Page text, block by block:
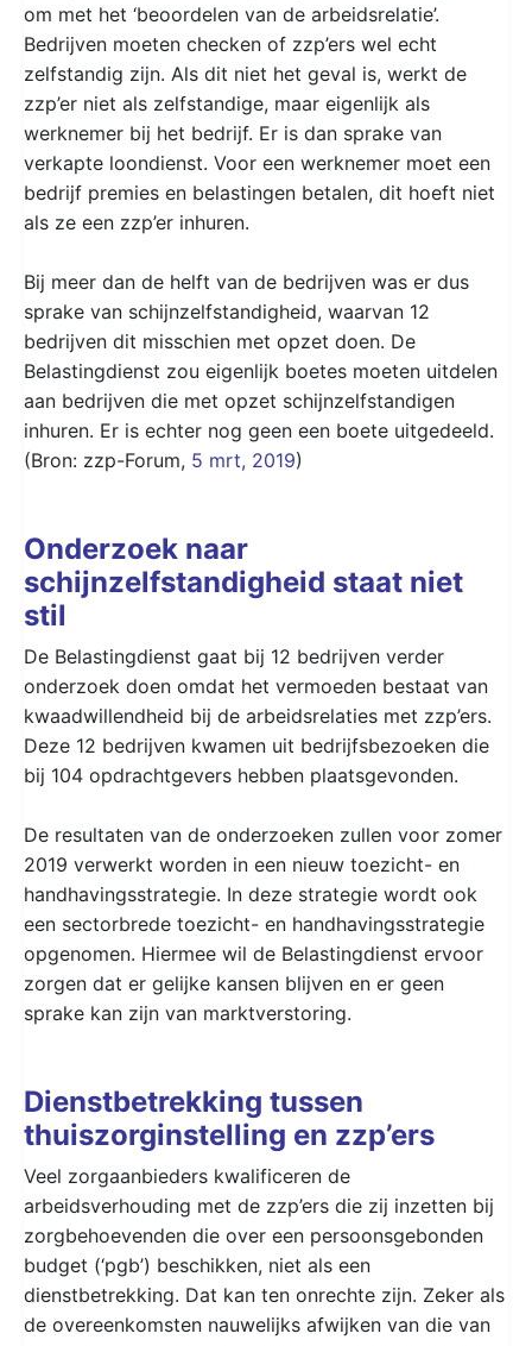
om met het ‘beoordelen van de arbeidsrelatie’.
Bedrijven moeten checken of zzp’ers wel echt
zelfstandig zijn. Als dit niet het geval is, werkt de
zzp’er niet als zelfstandige, maar eigenlijk als
werknemer bij het bedrijf. Er is dan sprake van
verkapte loondienst. Voor een werknemer moet een
bedrijf premies en belastingen betalen, dit hoeft niet
als ze een zzp’er inhuren.
Bij meer dan de helft van de bedrijven was er dus
sprake van schijnzelfstandigheid, waarvan 12
bedrijven dit misschien met opzet doen. De
Belastingdienst zou eigenlijk boetes moeten uitdelen
aan bedrijven die met opzet schijnzelfstandigen
inhuren. Er is echter nog geen een boete uitgedeeld.
(Bron: zzp-Forum, 5 mrt, 2019)
Onderzoek naar
schijnzelfstandigheid staat niet
stil
De Belastingdienst gaat bij 12 bedrijven verder
onderzoek doen omdat het vermoeden bestaat van
kwaadwillendheid bij de arbeidsrelaties met zzp’ers.
Deze 12 bedrijven kwamen uit bedrijfsbezoeken die
bij 104 opdrachtgevers hebben plaatsgevonden.
De resultaten van de onderzoeken zullen voor zomer
2019 verwerkt worden in een nieuw toezicht- en
handhavingsstrategie. In deze strategie wordt ook
een sectorbrede toezicht- en handhavingsstrategie
opgenomen. Hiermee wil de Belastingdienst ervoor
zorgen dat er gelijke kansen blijven en er geen
sprake kan zijn van marktverstoring.
Dienstbetrekking tussen
thuiszorginstelling en zzp’ers
Veel zorgaanbieders kwalificeren de
arbeidsverhouding met de zzp’ers die zij inzetten bij
zorgbehoevenden die over een persoonsgebonden
budget (‘pgb’) beschikken, niet als een
dienstbetrekking. Dat kan ten onrechte zijn. Zeker als
de overeenkomsten nauwelijks afwijken van die van